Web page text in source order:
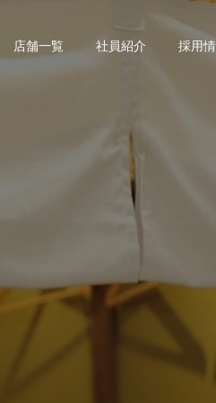
店舗一覧 社員紹介 採用